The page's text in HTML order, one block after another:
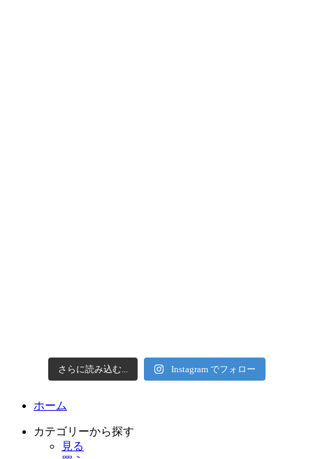
さらに読み込む... Instagram でフォロー
ホーム
カテゴリーから探す
見る